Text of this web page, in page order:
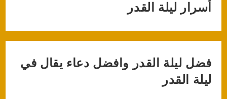
أسرار ليلة القدر
فضل ليلة القدر وافضل دعاء يقال في
ليلة القدر